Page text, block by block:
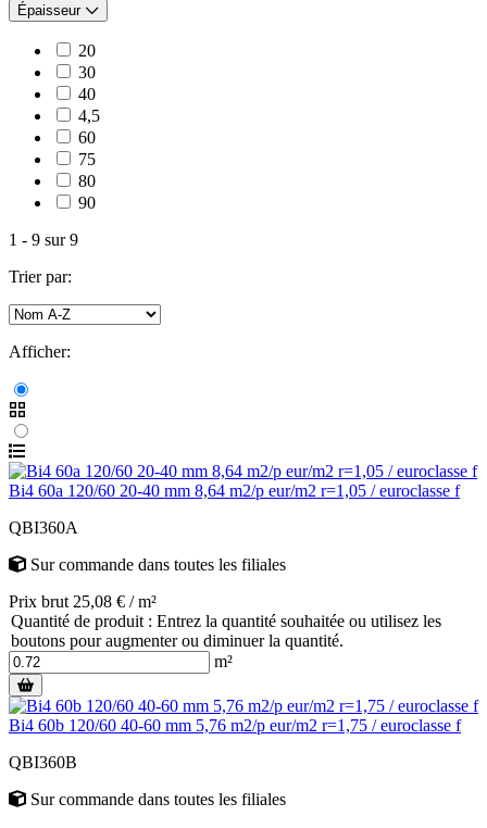
Épaisseur
20
30
40
4,5
60
75
80
90
1 - 9 sur9
Trier par:
Afficher:
Bi4 60a 120/60 20-40 mm 8,64 m2/p eur/m2 r=1,05 / euroclasse f
QBI360A
Sur commande dans toutes les filiales
Prix brut 25,08 € / m²
Quantité de produit : Entrez la quantité souhaitée ou utilisez les
boutons pour augmenter ou diminuer la quantité.
m²
Bi4 60b 120/60 40-60 mm 5,76 m2/p eur/m2 r=1,75 / euroclasse f
QBI360B
Sur commande dans toutes les filiales